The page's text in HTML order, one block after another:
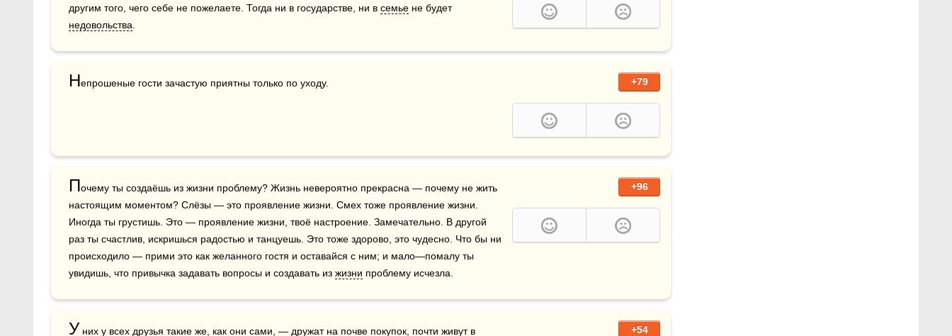
другим того, чего себе не пожелаете. Тогда ни в государстве, ни в семье
не будет
недовольства
+79
Непрошеные гости зачастую приятны только по уходу.
+96
Почему ты создаёшь из жизни проблему? Жизнь невероятно прекрасна — почему не жить
настоящим моментом? Слёзы — это проявление жизни. Смех тоже проявление жизни.
Иногда ты грустишь. Это — проявление жизни, твоё настроение. Замечательно. В другой
раз ты счастлив, искришься радостью и танцуешь. Это тоже здорово, это чудесно. Что бы ни
происходило — прими это как желанного гостя и оставайся с ним; и мало—помалу ты
увидишь, что привычка задавать вопросы и создавать из жизни проблему исчезла.
+54
У них у всех друзья такие же, как они сами, — дружат на почве покупок, почти живут в